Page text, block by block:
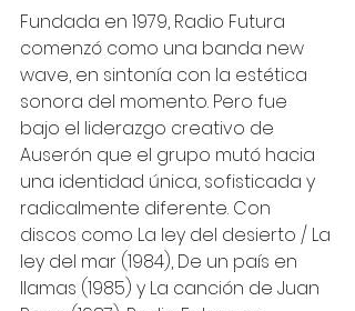
Fundada en 1979, Radio Futura
comenzó como una banda new
wave, en sintonía con la estética
sonora del momento. Pero fue
bajo el liderazgo creativo de
Auserón que el grupo mutó hacia
una identidad única, sofisticada y
radicalmente diferente. Con
discos como La ley del desierto / La
ley del mar (1984), De un país en
llamas (1985) y La canción de Juan